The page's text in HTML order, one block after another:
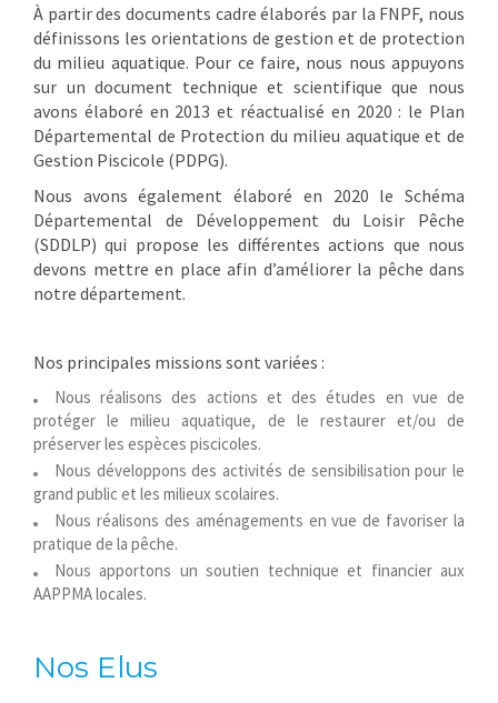
À partir des documents cadre élaborés par la FNPF, nous
définissons les orientations de gestion et de protection
du milieu aquatique. Pour ce faire, nous nous appuyons
sur un document technique et scientifique que nous
avons élaboré en 2013 et réactualisé en 2020 : le Plan
Départemental de Protection du milieu aquatique et de
Gestion Piscicole (PDPG).
Nous avons également élaboré en 2020 le Schéma
Départemental de Développement du Loisir Pêche
(SDDLP) qui propose les différentes actions que nous
devons mettre en place afin d’améliorer la pêche dans
notre département.
Nos principales missions sont variées :
Nous réalisons des actions et des études en vue de
protéger le milieu aquatique, de le restaurer et/ou de
préserver les espèces piscicoles.
Nous développons des activités de sensibilisation pour le
grand public et les milieux scolaires.
Nous réalisons des aménagements en vue de favoriser la
pratique de la pêche.
Nous apportons un soutien technique et financier aux
AAPPMA locales.
Nos Elus